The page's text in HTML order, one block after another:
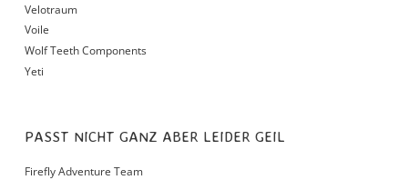
Velotraum
Voile
Wolf Teeth Components
Yeti
PASST NICHT GANZ ABER LEIDER GEIL
Firefly Adventure Team